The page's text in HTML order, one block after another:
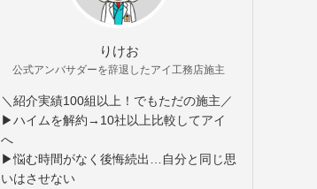
りけお
公式アンバサダーを辞退したアイ工務店施主
＼紹介実績100組以上！でもただの施主／
▶ハイムを解約→10社以上比較してアイ
へ
▶悩む時間がなく後悔続出…自分と同じ思
いはさせない